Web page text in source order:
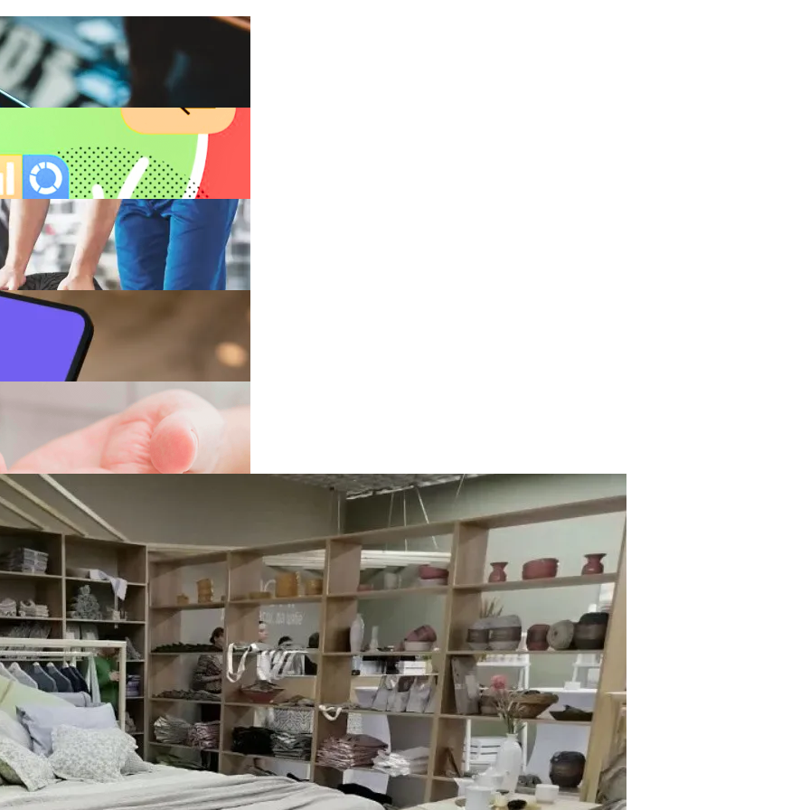
В Разработчика Fortnite $1,5 Млрд
Лекарств На Дом
Сбережения
Жизнью, И Не Выгореть
Ценами На Зимнюю Резину
Изучил, Как Белорусы Применяют Групповые Чаты
Человек Умрет Без Сна
Животных И Человека
Себе Вредными Привычками, И Чем Это Опасно